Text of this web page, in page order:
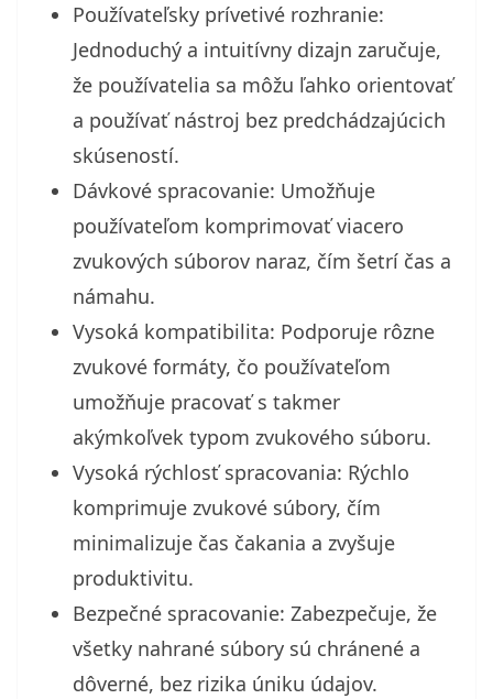
Používateľsky prívetivé rozhranie:
Jednoduchý a intuitívny dizajn zaručuje,
že používatelia sa môžu ľahko orientovať
a používať nástroj bez predchádzajúcich
skúseností.
Dávkové spracovanie: Umožňuje
používateľom komprimovať viacero
zvukových súborov naraz, čím šetrí čas a
námahu.
Vysoká kompatibilita: Podporuje rôzne
zvukové formáty, čo používateľom
umožňuje pracovať s takmer
akýmkoľvek typom zvukového súboru.
Vysoká rýchlosť spracovania: Rýchlo
komprimuje zvukové súbory, čím
minimalizuje čas čakania a zvyšuje
produktivitu.
Bezpečné spracovanie: Zabezpečuje, že
všetky nahrané súbory sú chránené a
dôverné, bez rizika úniku údajov.